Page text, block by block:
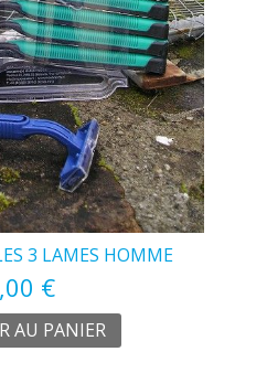
3 LAMES HOMME
€
AU PANIER